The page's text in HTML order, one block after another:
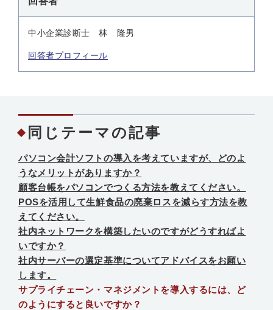
中小企業診断士 林 隆男
回答者プロフィール
同じテーマの記事
パソコン会計ソフトの導入を考えていますが、どのよ
うなメリットがありますか？
顧客台帳をパソコンでつくる方法を教えてください。
POSを活用して生鮮食品の廃棄ロスを減らす方法を教
えてください。
社内ネットワークを構築したいのですがどうすればよ
いですか？
社内サーバーの選定基準についてアドバイスをお願い
します。
サプライチェーン・マネジメントを導入するには、ど
のようにすると良いですか？